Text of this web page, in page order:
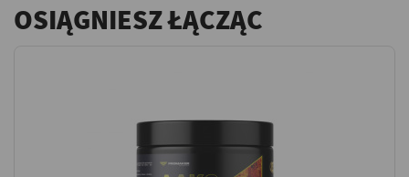
OSIĄGNIESZ ŁĄCZĄC